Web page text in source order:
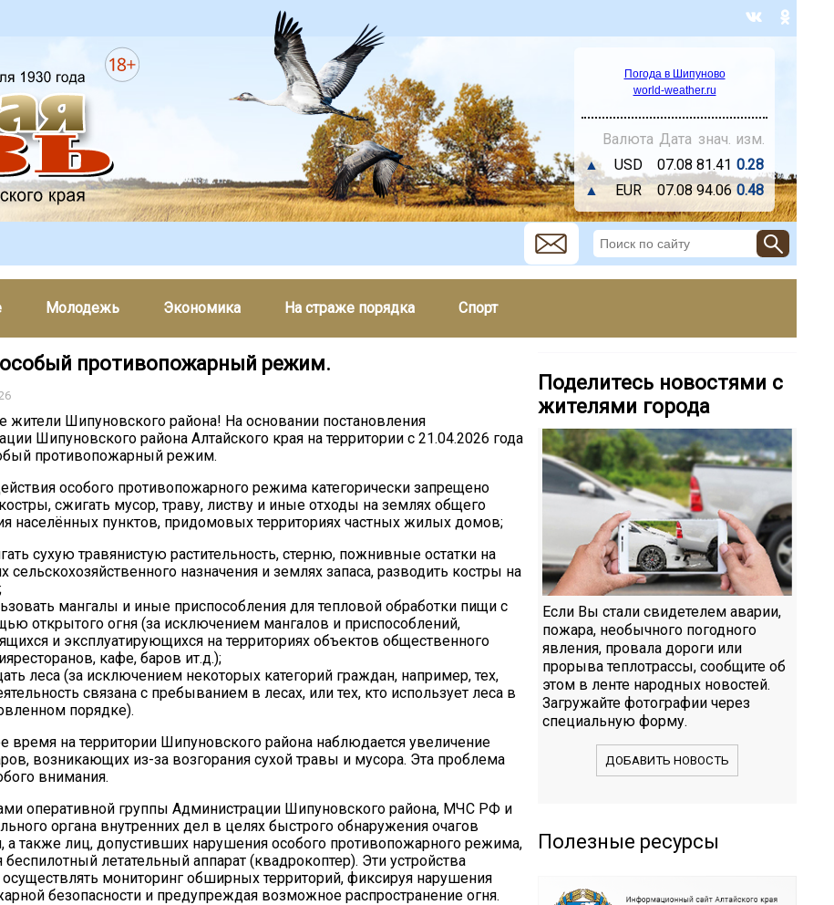
Погода в Шипуново
world-weather.ru
Валюта Дата знач. изм.
▲
USD 07.08 81.41 0.28
▲
EUR 07.08 94.06 0.48
Молодежь Экономика На страже порядка Спорт
противопожарный режим.
Шипуновского района! На основании постановления
Шипуновского района Алтайского края на территории с 21.04.2026 года
противопожарный режим.
особого противопожарного режима категорически запрещено
сжигать мусор, траву, листву и иные отходы на землях общего
населённых пунктов, придомовых территориях частных жилых домов;
сухую травянистую растительность, стерню, пожнивные остатки на
сельскохозяйственного назначения и землях запаса, разводить костры на
мангалы и иные приспособления для тепловой обработки пищи с
открытого огня (за исключением мангалов и приспособлений,
и эксплуатирующихся на территориях объектов общественного
кафе, баров ит.д.);
леса (за исключением некоторых категорий граждан, например, тех,
связана с пребыванием в лесах, или тех, кто использует леса в
порядке).
время на территории Шипуновского района наблюдается увеличение
возникающих из-за возгорания сухой травы и мусора. Эта проблема
внимания.
оперативной группы Администрации Шипуновского района, МЧС РФ и
органа внутренних дел в целях быстрого обнаружения очагов
а также лиц, допустивших нарушения особого противопожарного режима,
беспилотный летательный аппарат (квадрокоптер). Эти устройства
мониторинг обширных территорий, фиксируя нарушения
безопасности и предупреждая возможное распространение огня.
Поделитесь новостями с
жителями города
Если Вы стали свидетелем аварии,
пожара, необычного погодного
явления, провала дороги или
прорыва теплотрассы, сообщите об
этом в ленте народных новостей.
Загружайте фотографии через
специальную форму.
ДОБАВИТЬ НОВОСТЬ
Полезные ресурсы